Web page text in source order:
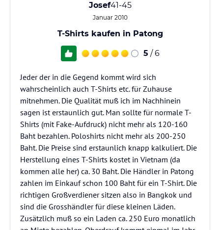
Josef41-45
Januar 2010
T-Shirts kaufen in Patong
5 / 6
Jeder der in die Gegend kommt wird sich
wahrscheinlich auch T-Shirts etc. für Zuhause
mitnehmen. Die Qualität muß ich im Nachhinein
sagen ist erstaunlich gut. Man sollte für normale T-
Shirts (mit Fake-Aufdruck) nicht mehr als 120-160
Baht bezahlen. Poloshirts nicht mehr als 200-250
Baht. Die Preise sind erstaunlich knapp kalkuliert. Die
Herstellung eines T-Shirts kostet in Vietnam (da
kommen alle her) ca. 30 Baht. Die Händler in Patong
zahlen im Einkauf schon 100 Baht für ein T-Shirt. Die
richtigen Großverdiener sitzen also in Bangkok und
sind die Grosshändler für diese kleinen Läden.
Zusätzlich muß so ein Laden ca. 250 Euro monatlich